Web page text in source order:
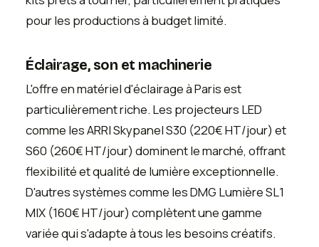
pour les productions à budget limité.
Éclairage, son et machinerie
L'offre en matériel d'éclairage à Paris est
particulièrement riche. Les projecteurs LED
comme les ARRI Skypanel S30 (220€ HT/jour) et
S60 (260€ HT/jour) dominent le marché, offrant
flexibilité et qualité de lumière exceptionnelle.
D'autres systèmes comme les DMG Lumière SL1
MIX (160€ HT/jour) complètent une gamme
variée qui s'adapte à tous les besoins créatifs.